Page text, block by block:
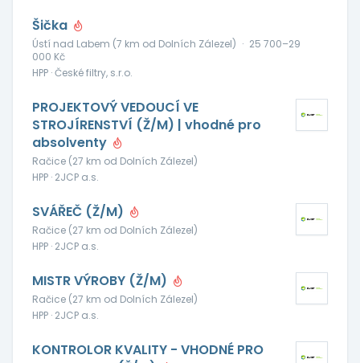
Šička
Ústí nad Labem (7 km od Dolních Zálezel) · 25 700–29
000 Kč
HPP · České filtry, s.r.o.
PROJEKTOVÝ VEDOUCÍ VE
STROJÍRENSTVÍ (Ž/M) | vhodné pro
absolventy
Račice (27 km od Dolních Zálezel)
HPP · 2JCP a.s.
SVÁŘEČ (Ž/M)
Račice (27 km od Dolních Zálezel)
HPP · 2JCP a.s.
MISTR VÝROBY (Ž/M)
Račice (27 km od Dolních Zálezel)
HPP · 2JCP a.s.
KONTROLOR KVALITY - VHODNÉ PRO